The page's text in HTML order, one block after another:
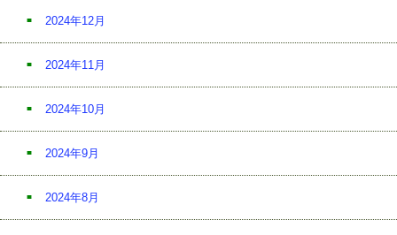
2024年12月
2024年11月
2024年10月
2024年9月
2024年8月